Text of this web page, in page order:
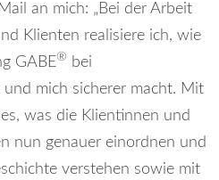
an mich: „Bei der Arbeit
Klienten realisiere ich, wie
GABE® bei
mich sicherer macht. Mit
was die Klientinnen und
nun genauer einordnen und
verstehen sowie mit